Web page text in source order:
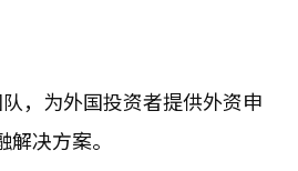
，为外国投资者提供外资申
决方案。